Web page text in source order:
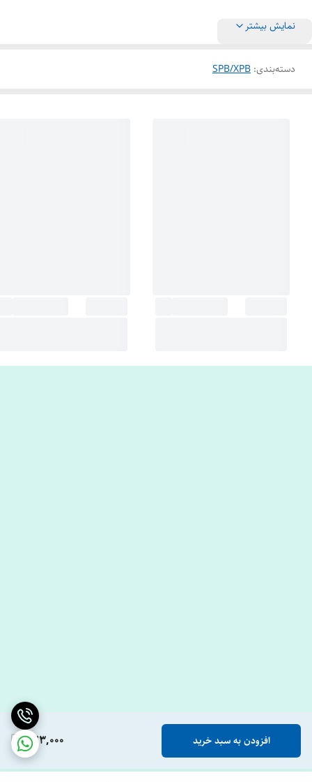
873,000 افزودن به سبد خرید
نمایش بیشتر
دسته‌بندی:
SPB/XPB